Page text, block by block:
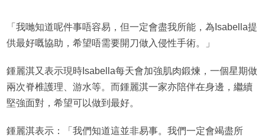
「我哋知道呢件事唔容易，但一定會盡我所能，為Isabella提
供最好嘅協助，希望唔需要開刀做入侵性手術。」
鍾麗淇又表示現時Isabella每天會加強肌肉鍛煉，一個星期做
兩次脊椎護理、游水等。而鍾麗淇一家亦陪伴在身邊，繼續
堅強面對，希望可以做到最好。
鍾麗淇表示：「我們知道這並非易事。我們一定會竭盡所